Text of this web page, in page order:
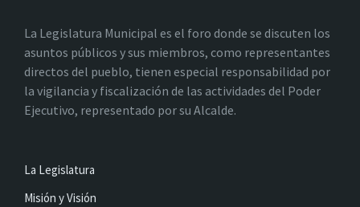
La Legislatura Municipal es el foro donde se discuten los
asuntos públicos y sus miembros, como representantes
directos del pueblo, tienen especial responsabilidad por
la vigilancia y fiscalización de las actividades del Poder
Ejecutivo, representado por su Alcalde.
La Legislatura
Misión y Visión